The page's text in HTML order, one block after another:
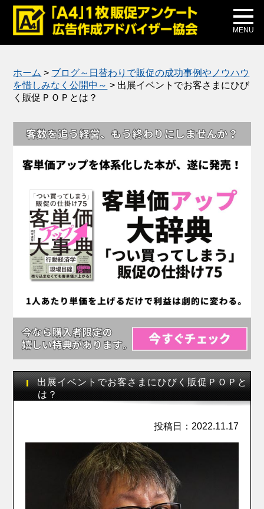
MENU
メディア掲載
公式ブログ
ホーム > ブログ～日替わりで販促の成功事例やノウハウ
を惜しみなく公開中～ > 出展イベントでお客さまにひび
く販促ＰＯＰとは？
出展イベントでお客さまにひびく販促ＰＯＰと
は？
投稿日：2022.11.17